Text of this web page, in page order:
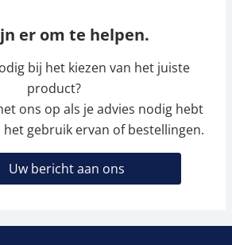
er om te helpen.
bij het kiezen van het juiste
product?
ons op als je advies nodig hebt
gebruik ervan of bestellingen.
Uw bericht aan ons